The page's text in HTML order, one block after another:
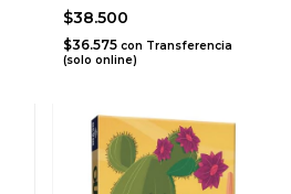
$38.500
$36.575 con Transferencia
(solo online)